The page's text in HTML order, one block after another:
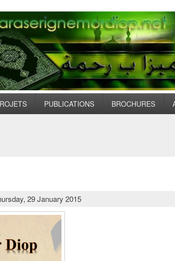
PUBLICATIONS BROCHURES
29 January 2015